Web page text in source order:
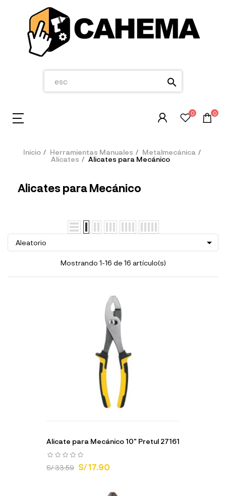
search
0 0
Inicio Herramientas Manuales
Metalmecánica
Alicates
Alicates para Mecánico
Alicates para Mecánico
Aleatorio 
Mostrando 1-16 de 16 artículo(s)
Alicate para Mecánico 10" Pretul 27161
S/ 33.59 S/ 17.90